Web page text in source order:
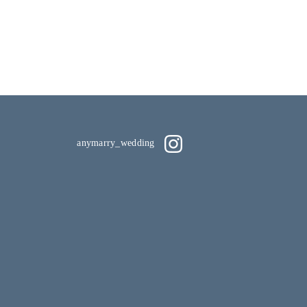
anymarry_wedding